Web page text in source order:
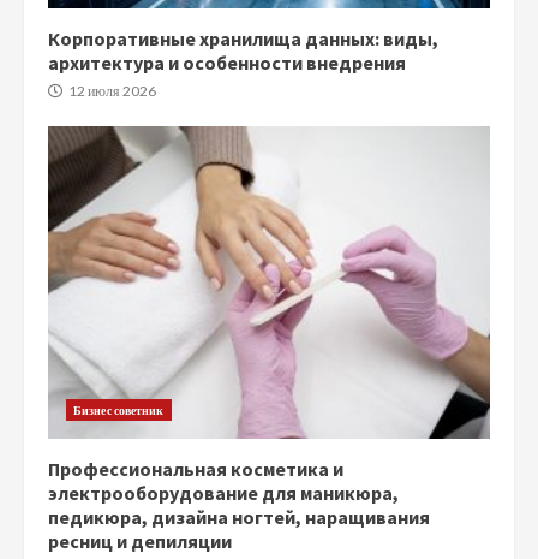
Корпоративные хранилища данных: виды,
архитектура и особенности внедрения
12 июля 2026
Бизнес советник
Профессиональная косметика и
электрооборудование для маникюра,
педикюра, дизайна ногтей, наращивания
ресниц и депиляции